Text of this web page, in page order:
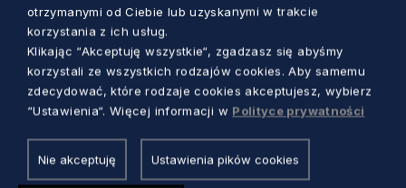
otrzymanymi od Ciebie lub uzyskanymi w trakcie
korzystania z ich usług.
Klikając “Akceptuję wszystkie“, zgadzasz się abyśmy
korzystali ze wszystkich rodzajów cookies. Aby samemu
zdecydować, które rodzaje cookies akceptujesz, wybierz
“Ustawienia“. Więcej informacji w Polityce prywatności
Nie akceptuję Ustawienia pików cookies